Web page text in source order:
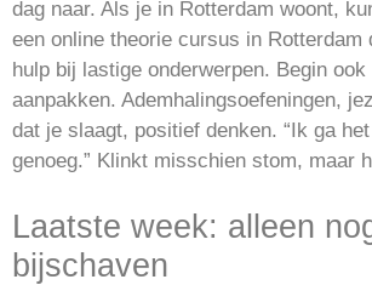
dag naar. Als je in Rotterdam woont,
een online theorie cursus in Rotterdam
hulp bij lastige onderwerpen. Begin
aanpakken. Ademhalingsoefeningen,
dat je slaagt, positief denken. “Ik ga
genoeg.” Klinkt misschien stom, maar
Laatste week: alleen
bijschaven